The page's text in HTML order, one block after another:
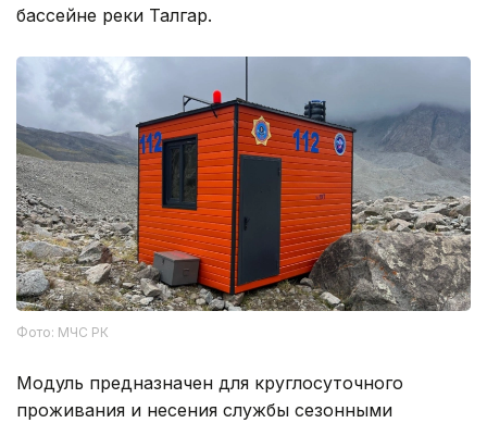
бассейне реки Талгар.
Фото: МЧС РК
Модуль предназначен для круглосуточного
проживания и несения службы сезонными